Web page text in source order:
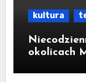
kultura
okolicach